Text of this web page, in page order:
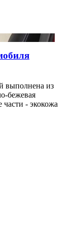
выполнена из
бежевая
- экокожа